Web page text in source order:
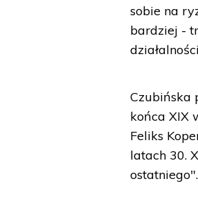
sobie na
bardziej -
Czubińska
końca XIX
Feliks
latach 30.
ostatniego".